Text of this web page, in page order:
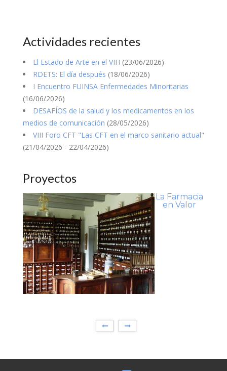
Actividades recientes
El Estado de Arte en el VIH (23/06/2026)
RDETS: El día después (18/06/2026)
I Encuentro FUINSA Enfermedades Minoritarias
(16/06/2026)
DESAFÍOS de la salud y los medicamentos en los
medios de comunicación (28/05/2026)
VIII Foro CFT "Las CFT en el marco sanitario actual"
(21/04/2026 - 22/04/2026)
Proyectos
La Farmacia
en Valor